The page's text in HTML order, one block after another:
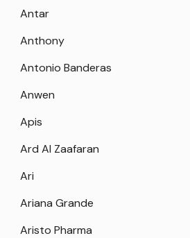
Antar
Anthony
Antonio Banderas
Anwen
Apis
Ard Al Zaafaran
Ari
Ariana Grande
Aristo Pharma